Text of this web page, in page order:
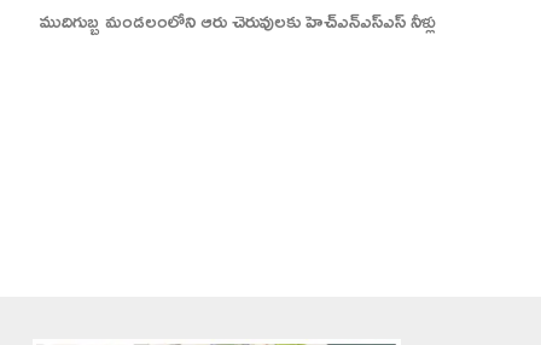
ముదిగుబ్బ మండలంలోని ఆరు చెరువులకు హెచ్ఎన్ఎస్ఎస్ నీళ్లు